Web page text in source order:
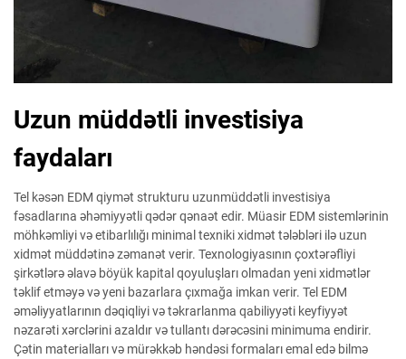
Uzun müddətli investisiya
faydaları
Tel kəsən EDM qiymət strukturu uzunmüddətli investisiya
fəsadlarına əhəmiyyətli qədər qənaət edir. Müasir EDM sistemlərinin
möhkəmliyi və etibarlılığı minimal texniki xidmət tələbləri ilə uzun
xidmət müddətinə zəmanət verir. Texnologiyasının çoxtərəfliyi
şirkətlərə əlavə böyük kapital qoyuluşları olmadan yeni xidmətlər
təklif etməyə və yeni bazarlara çıxmağa imkan verir. Tel EDM
əməliyyatlarının dəqiqliyi və təkrarlanma qabiliyyəti keyfiyyət
nəzarəti xərclərini azaldır və tullantı dərəcəsini minimuma endirir.
Çətin materialları və mürəkkəb həndəsi formaları emal edə bilmə